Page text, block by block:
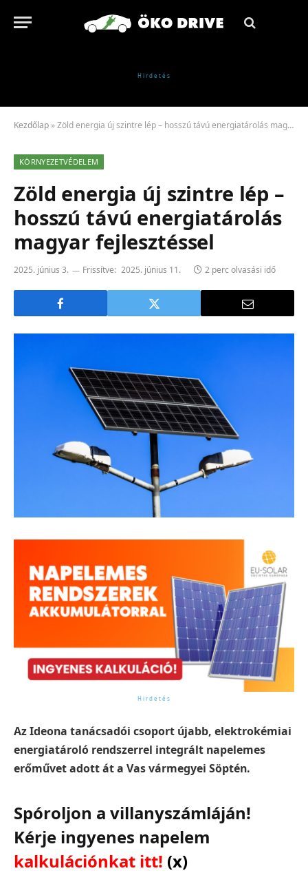
Kezdőlap »Zöld energia új szintre lép – hosszú távú energiatárolás magyar fejlesztéssel
KÖRNYEZETVÉDELEM
Zöld energia új szintre lép –
hosszú távú energiatárolás
magyar fejlesztéssel
2025. június 3. Frissítve: 2025. június 11. 2 perc olvasási idő
Az Ideona tanácsadói csoport újabb, elektrokémiai
energiatároló rendszerrel integrált napelemes
erőművet adott át a Vas vármegyei Söptén.
Spóroljon a villanyszámláján!
Kérje ingyenes napelem
kalkulációnkat itt! (x)